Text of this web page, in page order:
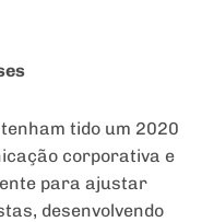
tido um 2020
corporativa e
para ajustar
desenvolvendo